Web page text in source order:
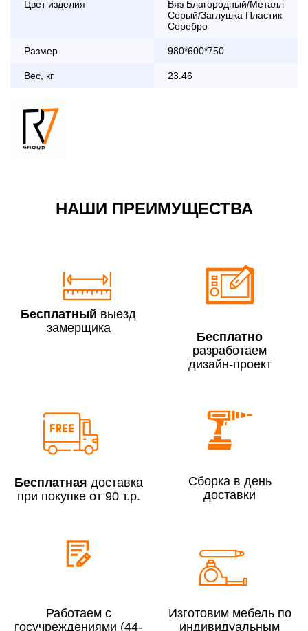
Цвет изделия
Вяз Благородный/Металл
Серый/Заглушка Пластик
Серебро
Размер 980*600*750
Вес, кг 23.46
дни с 8:30 до 18:00
2 000 руб.
Доставка по Московской области с 8:30 до 18:00
До 90 000 руб.
Свыше 300 000 руб.
Сборка по Московской области при заказе:
До 300 000 руб.
По Москве
10%
По Московской области
НАШИ ПРЕИМУЩЕСТВА
Бесплатный выезд
замерщика
Бесплатно
разработаем
дизайн-проект
Бесплатная доставка
при покупке от 90 т.р.
Сборка в день
доставки
Работаем с
госучреждениями (44-
Изготовим мебель по
индивидуальным